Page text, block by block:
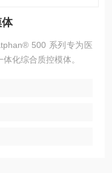
500 系列专为医
化综合质控模体。